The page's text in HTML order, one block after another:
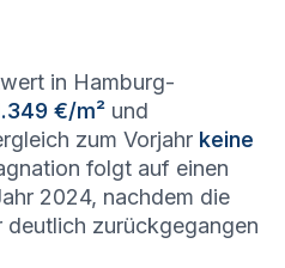
in Hamburg-
€/m² und
zum Vorjahr keine
folgt auf einen
2024, nachdem die
zurückgegangen